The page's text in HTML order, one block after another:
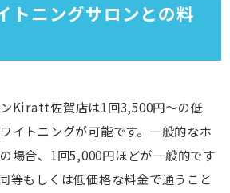
トニングサロンとの料
Kiratt佐賀店は1回3,500円〜の低
イトニングが可能です。一般的なホ
場合、1回5,000円ほどが一般的です
等もしくは低価格な料金で通うこと